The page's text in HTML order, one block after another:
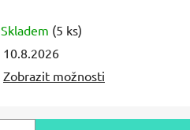
Skladem (5 ks)
10.8.2026
Zobrazit možnosti